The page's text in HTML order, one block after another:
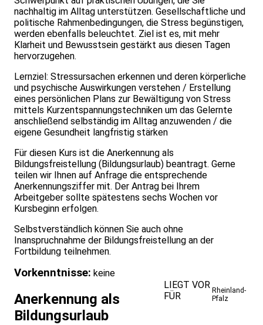
nachhaltig im Alltag unterstützen. Gesellschaftliche und
politische Rahmenbedingungen, die Stress begünstigen,
werden ebenfalls beleuchtet. Ziel ist es, mit mehr
Klarheit und Bewusstsein gestärkt aus diesen Tagen
hervorzugehen.
Lernziel: Stressursachen erkennen und deren körperliche
und psychische Auswirkungen verstehen / Erstellung
eines persönlichen Plans zur Bewältigung von Stress
mittels Kurzentspannungstechniken um das Gelernte
anschließend selbständig im Alltag anzuwenden / die
eigene Gesundheit langfristig stärken
Für diesen Kurs ist die Anerkennung als
Bildungsfreistellung (Bildungsurlaub) beantragt. Gerne
teilen wir Ihnen auf Anfrage die entsprechende
Anerkennungsziffer mit. Der Antrag bei Ihrem
Arbeitgeber sollte spätestens sechs Wochen vor
Kursbeginn erfolgen.
Selbstverständlich können Sie auch ohne
Inanspruchnahme der Bildungsfreistellung an der
Fortbildung teilnehmen.
Vorkenntnisse: keine
Anerkennung als
Bildungsurlaub
LIEGT VOR
FÜR
Rheinland-
Pfalz